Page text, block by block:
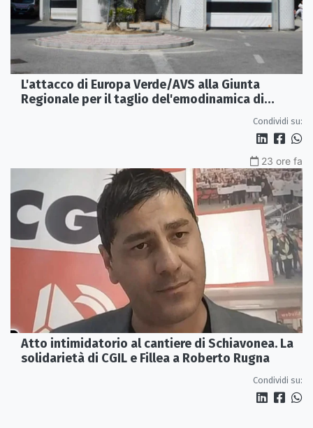
L'attacco di Europa Verde/AVS alla Giunta
Regionale per il taglio del'emodinamica di
Condividi su:
23 ore fa
Atto intimidatorio al cantiere di Schiavonea. La
solidarietà di CGIL e Fillea a Roberto Rugna
Condividi su: